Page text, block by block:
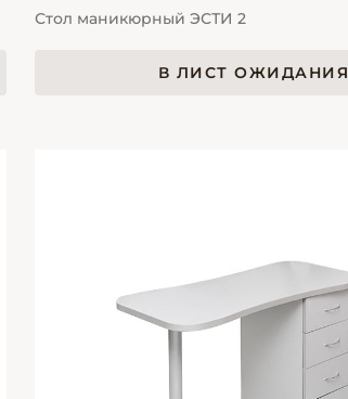
Стол маникюрный ЭСТИ 2
В ЛИСТ ОЖИДАНИЯ